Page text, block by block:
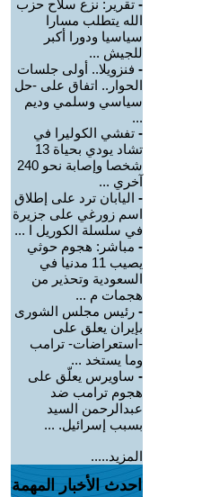
- تقرير: نزع سلاح حزب
الله يتطلب مسارا
سياسيا ودورا أكبر
للجيش ...
- فنزويلا.. أولى جلسات
الحوار.. اتفاق على -حل
سياسي وسلمي وديم
...
- تفشي الكوليرا في
تشاد يودي بحياة 13
شخصا وإصابة نحو 240
آخري ...
- اليابان ترد على إطلاق
اسم زورغي على جزيرة
في سلسلة الكوريل ا ...
- مباشر: هجوم حوثي
يصيب 11 مدنيا في
السعودية وتحذير من
هجمات م ...
- رئيس مجلس الشورى
بإيران يعلق على
-استعراضات- ترامب
وما يستخد ...
- ساويرس يعلّق على
هجوم ترامب ضد
عبدالرحمن السيد
بسبب إسرائيل. ...
المزيد.....
احدث الأخبار المهمة